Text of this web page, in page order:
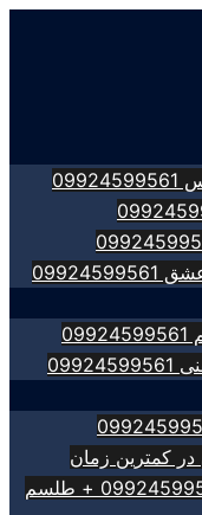
کمترین زمان
طلسم خواب بند معشوق 09924599561 + طلسم